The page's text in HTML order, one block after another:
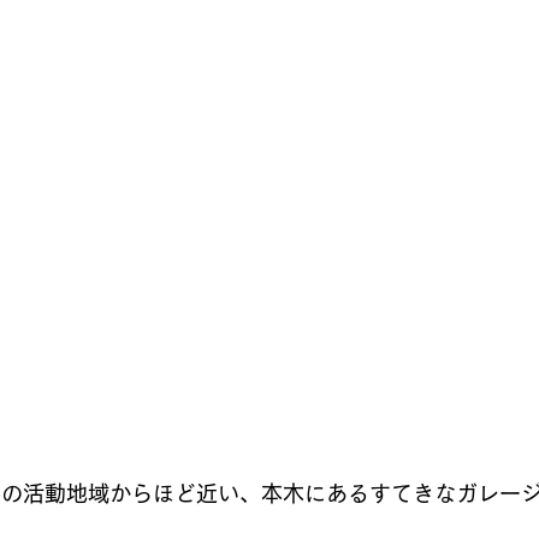
活動地域からほど近い、本木にあるすてきなガレー